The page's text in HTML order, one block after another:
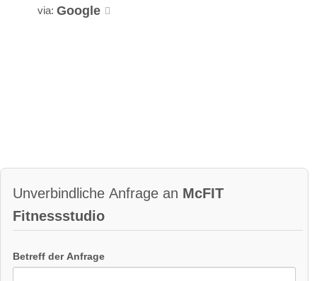
via: Google
Unverbindliche Anfrage an McFIT
Fitnessstudio
Betreff der Anfrage